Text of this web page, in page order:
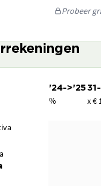
Probeer
'24->'25
% x €